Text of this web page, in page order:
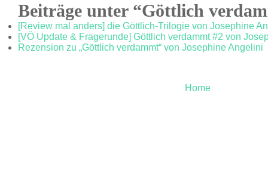
Beiträge unter “Göttlich
[Review mal anders] die Göttlich-Trilogie von Josephine
[VÖ Update & Fragerunde] Göttlich verdammt #2 von
Rezension zu „Göttlich verdammt“ von Josephine Angelini
Home